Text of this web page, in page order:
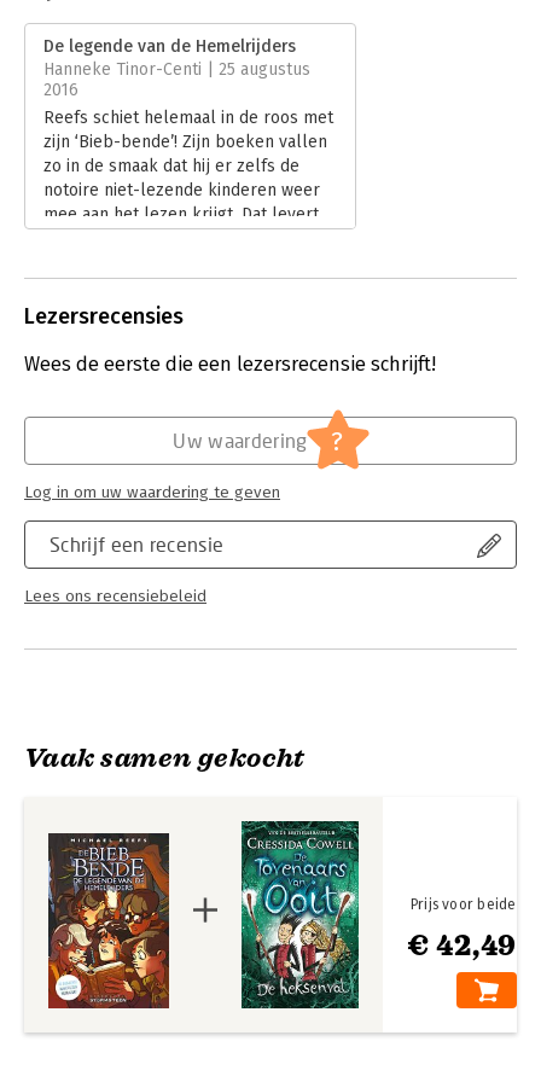
Verschijningsdatum:
2-12-2015
Hoofdrubriek:
Jeugd
De Bieb-bende
De legende van de Hemelrijders
Hanneke Tinor-Centi | 25 augustus
2016
Reefs schiet helemaal in de roos met
zijn ‘Bieb-bende’! Zijn boeken vallen
zo in de smaak dat hij er zelfs de
notoire niet-lezende kinderen weer
mee aan het lezen krijgt. Dat levert
overigens graag bij aan. Via diverse
benadrukt van het feit dat kinderen
met zijn Bieb-bende, dan is hij voor
Lezersrecensies
Wees de eerste die een lezersrecensie schrijft!
Schrijf een recensie
Lees ons recensiebeleid
Uw waardering ?
Log in om uw waardering te geven
Vaak samen gekocht
€ 42,49
Prijs voor beide